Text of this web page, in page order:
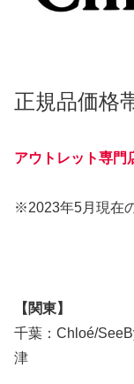
正規品価格
アウトレット専門
※2023年5月現在
【関東】
千葉：Chloé/
津